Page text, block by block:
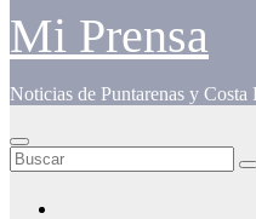
Mi Prensa
Noticias de Puntarenas y Costa